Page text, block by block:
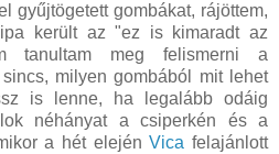
gyűjtögetett gombákat, rájöttem,
került az "ez is kimaradt az
tanultam meg felismerni a
milyen gombából mit lehet
is lenne, ha legalább odáig
néhányat a csiperkén és a
a hét elejénVica felajánlott